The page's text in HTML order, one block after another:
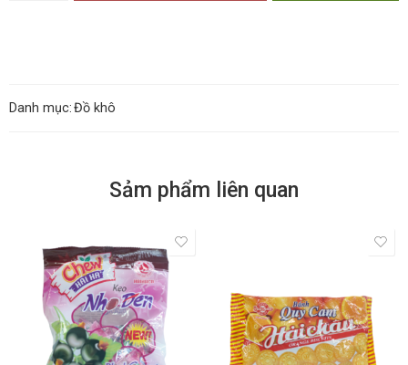
Danh mục:Đồ khô
Sảm phẩm liên quan